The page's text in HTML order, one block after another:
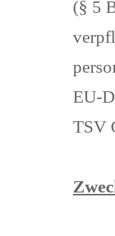
(§ 5
EU-
TSV